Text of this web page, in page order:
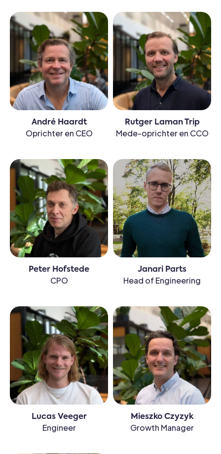
André Haardt
Oprichter en CEO
Rutger Laman Trip
Mede-oprichter en CCO
Peter Hofstede
CPO
Janari Parts
Head of Engineering
Lucas Veeger
Engineer
Mieszko Czyzyk
Growth Manager